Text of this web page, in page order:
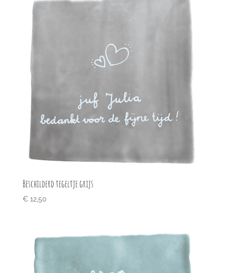
Beschilderd tegeltje grijs
€12,50